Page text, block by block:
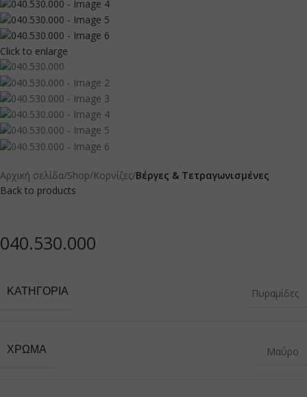
Click to enlarge
Αρχική σελίδα Shop Κορνίζες Βέργες & Τετραγωνισμένες
Back to products
040.530.000
ΚΑΤΗΓΟΡΊΑ Πυραμίδες
ΧΡΏΜΑ Μαύρο